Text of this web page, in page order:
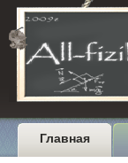
Главная